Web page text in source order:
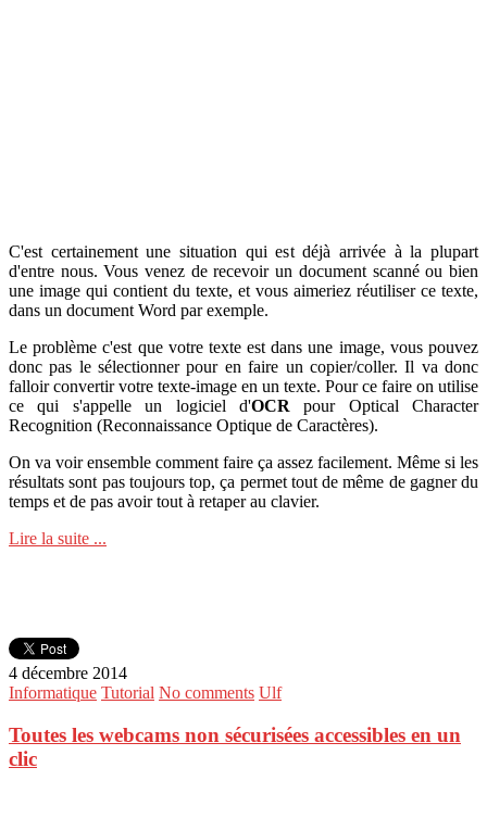
C'est certainement une situation qui est déjà arrivée à la plupart
d'entre nous. Vous venez de recevoir un document scanné ou bien
une image qui contient du texte, et vous aimeriez réutiliser ce texte,
dans un document Word par exemple.
Le problème c'est que votre texte est dans une image, vous pouvez
donc pas le sélectionner pour en faire un copier/coller. Il va donc
falloir convertir votre texte-image en un texte. Pour ce faire on utilise
ce qui s'appelle un logiciel d'OCRpour Optical Character
Recognition (Reconnaissance Optique de Caractères).
On va voir ensemble comment faire ça assez facilement. Même si les
résultats sont pas toujours top, ça permet tout de même de gagner du
temps et de pas avoir tout à retaper au clavier.
Lire la suite ...
4 décembre 2014
Informatique Tutorial No comments Ulf
Toutes les webcams non sécurisées accessibles en un
clic